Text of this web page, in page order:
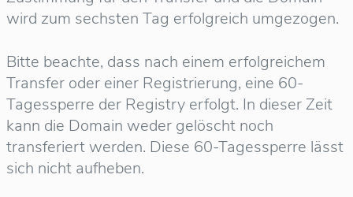
wird zum sechsten Tag erfolgreich umgezogen.
Bitte beachte, dass nach einem erfolgreichem
Transfer oder einer Registrierung, eine 60-
Tagessperre der Registry erfolgt. In dieser Zeit
kann die Domain weder gelöscht noch
transferiert werden. Diese 60-Tagessperre lässt
sich nicht aufheben.